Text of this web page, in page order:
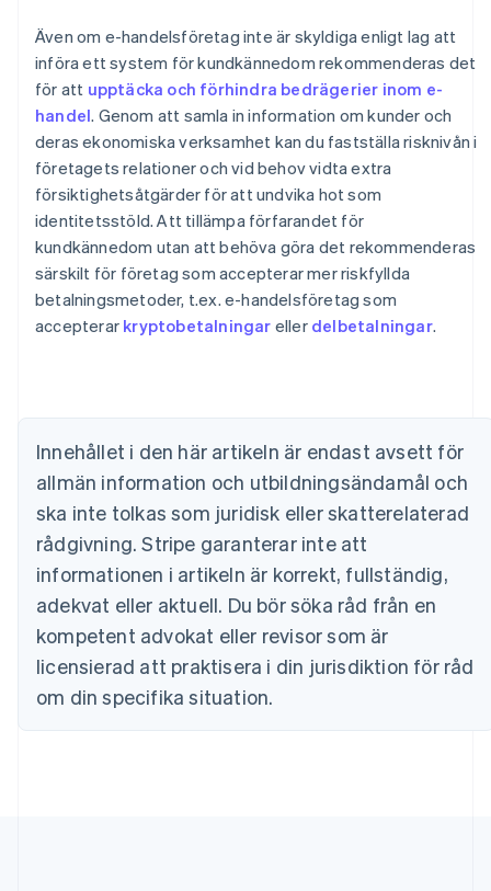
Även om e-handelsföretag inte är skyldiga enligt lag att
införa ett system för kundkännedom rekommenderas det
för att upptäcka och förhindra bedrägerier inom e-
handel. Genom att samla in information om kunder och
deras ekonomiska verksamhet kan du fastställa risknivån i
företagets relationer och vid behov vidta extra
försiktighetsåtgärder för att undvika hot som
identitetsstöld. Att tillämpa förfarandet för
kundkännedom utan att behöva göra det rekommenderas
särskilt för företag som accepterar mer riskfyllda
betalningsmetoder, t.ex. e-handelsföretag som
accepterar kryptobetalningar eller delbetalningar.
Innehållet i den här artikeln är endast avsett för
allmän information och utbildningsändamål och
ska inte tolkas som juridisk eller skatterelaterad
rådgivning. Stripe garanterar inte att
informationen i artikeln är korrekt, fullständig,
adekvat eller aktuell. Du bör söka råd från en
kompetent advokat eller revisor som är
licensierad att praktisera i din jurisdiktion för råd
om din specifika situation.
Australien
Brasilien
PortuguêsEnglish
Bulgarien
English
Cypern
Danmark
English
Estland
English
Fastlandskina
简体中文English
English Svenska
Frankrike